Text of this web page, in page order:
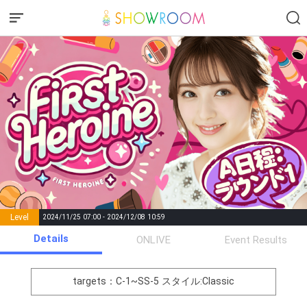
Level 2024/11/25 07:00 - 2024/12/08 10:59
Points List of Goal
number of
positions
Rema
0 Event Begins!
オリジナルアバター制作権獲
Details ONLIVE Event Results
targets：C-1~SS-5 スタイル:Classic